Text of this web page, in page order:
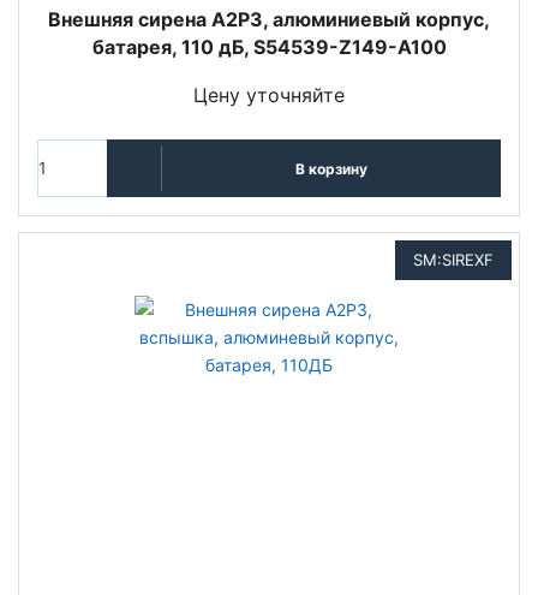
Внешняя сирена A2P3, алюминиевый корпус,
батарея, 110 дБ, S54539-Z149-A100
Цену уточняйте
В корзину
SM:SIREXF